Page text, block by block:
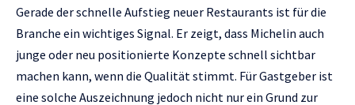
Gerade der schnelle Aufstieg neuer Restaurants ist für die
Branche ein wichtiges Signal. Er zeigt, dass Michelin auch
junge oder neu positionierte Konzepte schnell sichtbar
machen kann, wenn die Qualität stimmt. Für Gastgeber ist
eine solche Auszeichnung jedoch nicht nur ein Grund zur